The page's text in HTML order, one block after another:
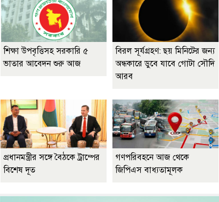
শিক্ষা উপবৃত্তিসহ সরকারি ৫
ভাতার আবেদন শুরু আজ
বিরল সূর্যগ্রহণ: ছয় মিনিটের জন্য
অন্ধকারে ডুবে যাবে গোটা সৌদি
আরব
প্রধানমন্ত্রীর সঙ্গে বৈঠকে ট্রাম্পের
বিশেষ দূত
গণপরিবহনে আজ থেকে
জিপিএস বাধ্যতামূলক